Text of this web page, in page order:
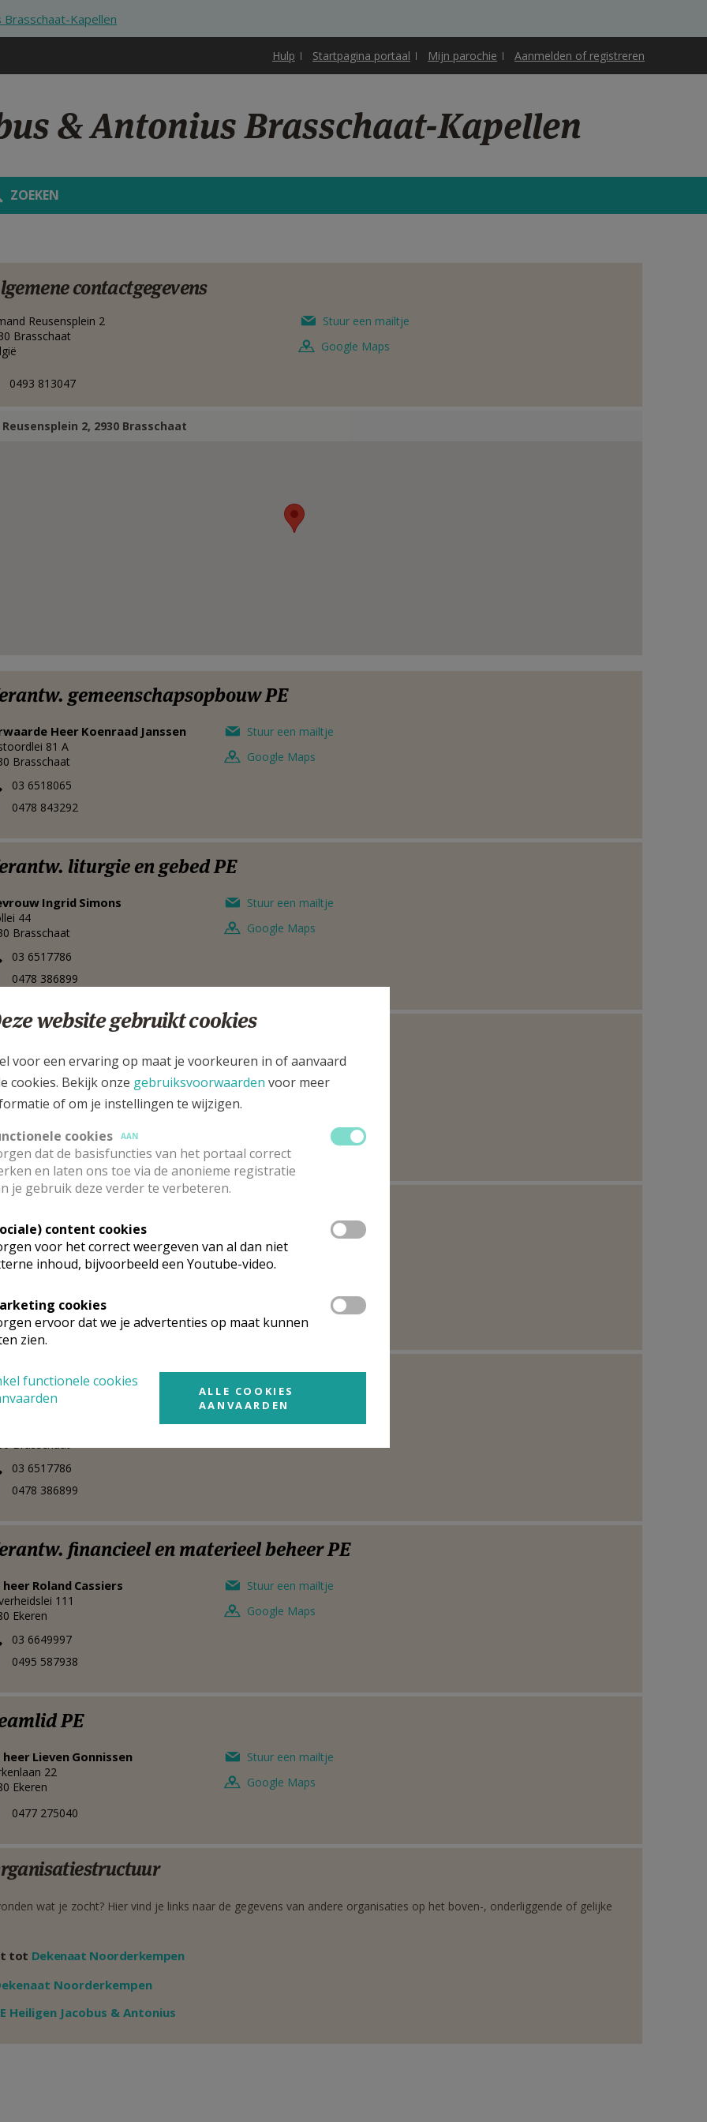
Brasschaat-Kapellen
Hulp Startpagina portaal Mijn parochie Aanmelden of registreren
& Antonius Brasschaat-Kapellen
ZOEKEN
contactgegevens
Reusensplein 2
Brasschaat
0493 813047
Stuur een mailtje
Google Maps
2, 2930 Brasschaat
gemeenschapsopbouw PE
Heer Koenraad Janssen
81 A
Brasschaat
03 6518065
0478 843292
Stuur een mailtje
Google Maps
liturgie en gebed PE
Ingrid Simons
44
Brasschaat
03 6517786
0478 386899
Stuur een mailtje
Google Maps
liturgie en gebed PE
Heer Koenraad Janssen
81 A
Brasschaat
03 6518065
0478 843292
Stuur een mailtje
HeerMichelBaert
Reusensplein 2
03 6518361
03 6534872
Stuur een mailtje
Google Maps
verkondiging en catechese PE
Brasschaat
03 6517786
0478 386899
Stuur een mailtje
financieel en materieel beheer PE
heerRoland Cassiers
111
Ekeren
03 6649997
0495 587938
Stuur een mailtje
Google Maps
PE
heerLieven Gonnissen
22
Ekeren
0477 275040
Stuur een mailtje
Google Maps
wat je zocht? Hier vind je links naar de gegevens van andere organisaties op het boven-, onderliggende of gelijke
tot Dekenaat Noorderkempen
Noorderkempen
Heiligen Jacobus & Antonius
website gebruikt cookies
voor een ervaring op maat je voorkeuren in of aanvaard
cookies. Bekijk onze gebruiksvoorwaarden voor meer
of om je instellingen te wijzigen.
cookies
AAN
dat de basisfuncties van het portaal correct
en laten ons toe via de anonieme registratie
je gebruik deze verder te verbeteren.
content cookies
voor het correct weergeven van al dan niet
inhoud, bijvoorbeeld een Youtube-video.
cookies
ervoor dat we je advertenties op maat kunnen
zien.
functionele cookies
ALLE COOKIES
AANVAARDEN